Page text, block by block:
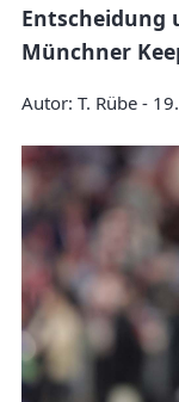
Entscheidung
Münchner
Autor: T. Rübe -